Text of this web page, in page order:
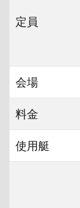
定員
会場
料金
使用艇